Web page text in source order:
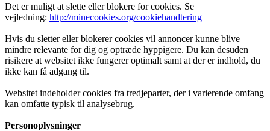
Det er muligt at slette eller blokere for cookies. Se
vejledning: http://minecookies.org/cookiehandtering
Hvis du sletter eller blokerer cookies vil annoncer kunne blive
mindre relevante for dig og optræde hyppigere. Du kan desuden
risikere at websitet ikke fungerer optimalt samt at der er indhold, du
ikke kan få adgang til.
Websitet indeholder cookies fra tredjeparter, der i varierende omfang
kan omfatte typisk til analysebrug.
Personoplysninger